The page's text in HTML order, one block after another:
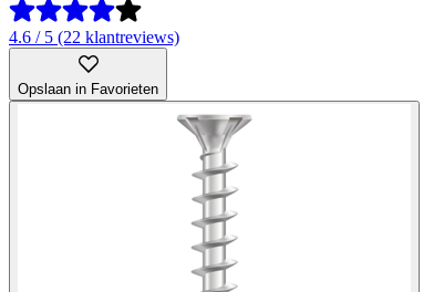
4.6 / 5 (22 klantreviews)
Opslaan in Favorieten